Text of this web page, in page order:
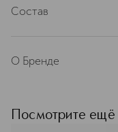
Состав
77266 (Black 2)
Dehydroacetate ,
О Бренде
Посмотрите ещё